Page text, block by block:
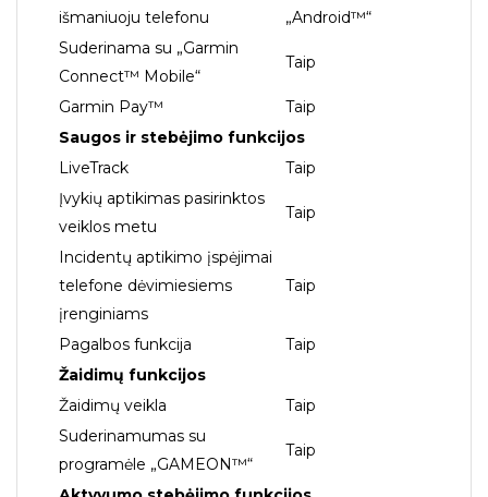
išmaniuoju telefonu
„Android™“
Suderinama su „Garmin
Connect™ Mobile“
Taip
Garmin Pay™
Taip
Saugos ir stebėjimo funkcijos
LiveTrack
Taip
Įvykių aptikimas pasirinktos
veiklos metu
Taip
Incidentų aptikimo įspėjimai
telefone dėvimiesiems
įrenginiams
Taip
Pagalbos funkcija
Taip
Žaidimų funkcijos
Žaidimų veikla
Taip
Suderinamumas su
programėle „GAMEON™“
Taip